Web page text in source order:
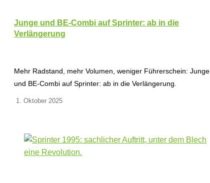
Junge und BE-Combi auf Sprinter: ab in die
Verlängerung
Mehr Radstand, mehr Volumen, weniger Führerschein: Junge
und BE-Combi auf Sprinter: ab in die Verlängerung.
1. Oktober 2025